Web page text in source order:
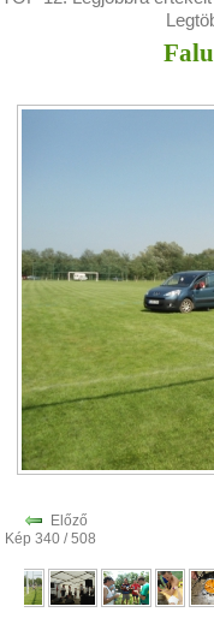
Előző
Kép 340 / 508